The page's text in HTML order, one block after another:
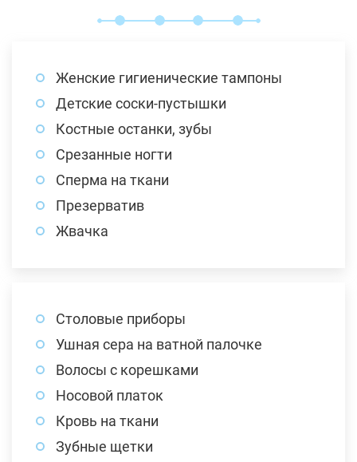
Женские гигиенические тампоны
Детские соски-пустышки
Костные останки, зубы
Срезанные ногти
Сперма на ткани
Презерватив
Жвачка
Столовые приборы
Ушная сера на ватной палочке
Волосы с корешками
Носовой платок
Кровь на ткани
Зубные щетки